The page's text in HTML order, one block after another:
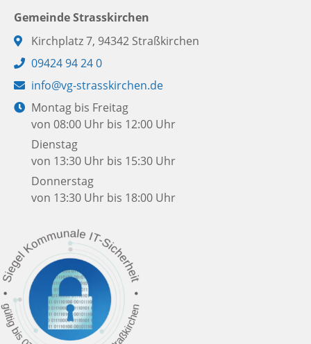
Gemeinde Strasskirchen
Adresse:
Kirchplatz 7, 94342 Straßkirchen
Telefon:
09424 94 24 0
E-
Mail:
info@vg-strasskirchen.de
Öffnungszeiten:
Montag bis Freitag
von 08:00 Uhr bis 12:00 Uhr
Dienstag
von 13:30 Uhr bis 15:30 Uhr
Donnerstag
von 13:30 Uhr bis 18:00 Uhr